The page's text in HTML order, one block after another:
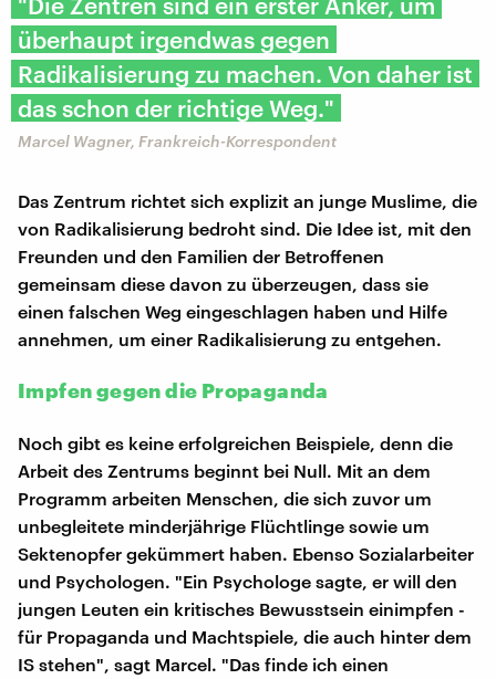
überhaupt irgendwas gegen
Radikalisierung zu machen. Von daher ist
das schon der richtige Weg."
Marcel Wagner, Frankreich-Korrespondent
Das Zentrum richtet sich explizit an junge Muslime, die
von Radikalisierung bedroht sind. Die Idee ist, mit den
Freunden und den Familien der Betroffenen
gemeinsam diese davon zu überzeugen, dass sie
einen falschen Weg eingeschlagen haben und Hilfe
annehmen, um einer Radikalisierung zu entgehen.
Impfen gegen die Propaganda
Noch gibt es keine erfolgreichen Beispiele, denn die
Arbeit des Zentrums beginnt bei Null. Mit an dem
Programm arbeiten Menschen, die sich zuvor um
unbegleitete minderjährige Flüchtlinge sowie um
Sektenopfer gekümmert haben. Ebenso Sozialarbeiter
und Psychologen. "Ein Psychologe sagte, er will den
jungen Leuten ein kritisches Bewusstsein einimpfen -
für Propaganda und Machtspiele, die auch hinter dem
IS stehen", sagt Marcel. "Das finde ich einen